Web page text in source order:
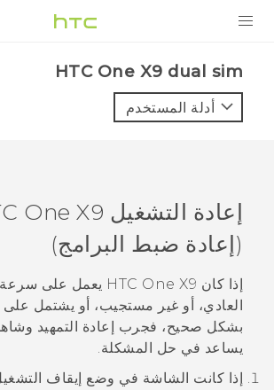
VIVE
VIVERSE
البرامج + التطبيقات
الدعم
أجهزة HTC والملحقات
HTC One X9 dual sim‎
أدلة المستخدم
إعادة التشغيل One X9
(إعادة ضبط البرامج)
إذا كان HTC One X9 يعمل على
العادي، أو غير مستجيب، أو يشتمل على
بشكل صحيح، فجرب إعادة التمهيد
يساعد في حل المشكلة.
إذا كانت الشاشة في وضع إيقاف